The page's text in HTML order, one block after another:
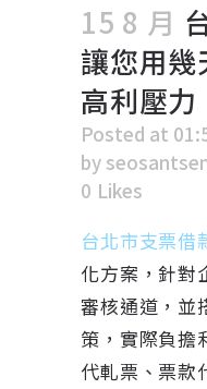
15 8 月
讓您用
高利壓力
Posted at
by
0 Likes
台北市支票借
化方案，針對
審核通道，並
策，實際負擔
代軋票、票款